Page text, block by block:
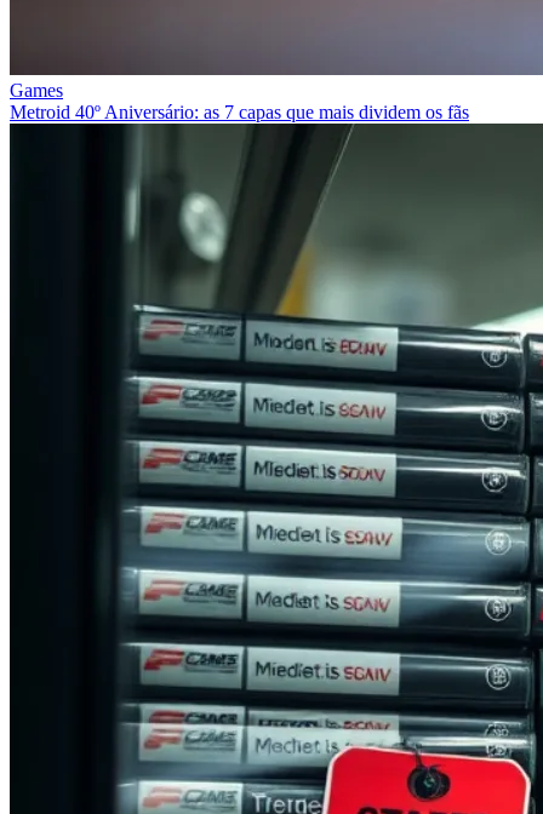
Games
Metroid 40º Aniversário: as 7 capas que mais dividem os fãs